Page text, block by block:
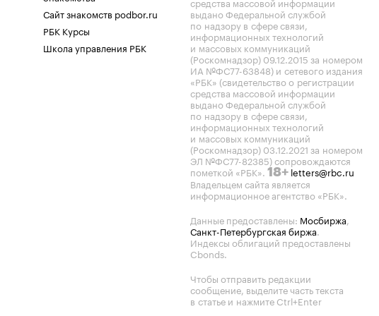
Сайт знакомств podbor.ru
РБК Курсы
Школа управления РБК
выдано Федеральной службой
по надзору в сфере связи,
информационных технологий
и массовых коммуникаций
(Роскомнадзор) 09.12.2015 за номером
ИА №ФС77-63848) и сетевого издания
«РБК» (свидетельство о регистрации
средства массовой информации
выдано Федеральной службой
по надзору в сфере связи,
информационных технологий
и массовых коммуникаций
(Роскомнадзор) 03.12.2021 за номером
ЭЛ №ФС77-82385) сопровождаются
пометкой «РБК». 18+ letters@rbc.ru
Владельцем сайта является
информационное агентство «РБК».
Данные предоставлены: Мосбиржа,
Санкт-Петербургская биржа.
Индексы облигаций предоставлены
Cbonds.
Чтобы отправить редакции
сообщение, выделите часть текста
в статье и нажмите Ctrl+Enter